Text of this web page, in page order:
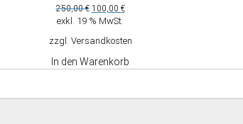
250,00€ Ursprünglicher
Preis
250,00 €
100,00 €Aktueller
100,00 €.
exkl. 19 % MwSt.
zzgl. Versandkosten
In den Warenkorb